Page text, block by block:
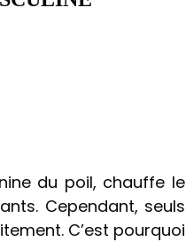
du poil, chauffe le
Cependant, seuls
C’est pourquoi